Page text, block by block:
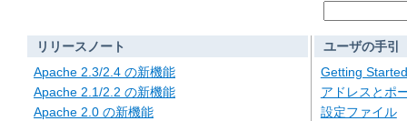
リリースノート
Apache 2.3/2.4 の新機能
Apache 2.1/2.2 の新機能
Apache 2.0 の新機能
ユーザの手引
Getting Started
アドレスとポ
設定ファイル